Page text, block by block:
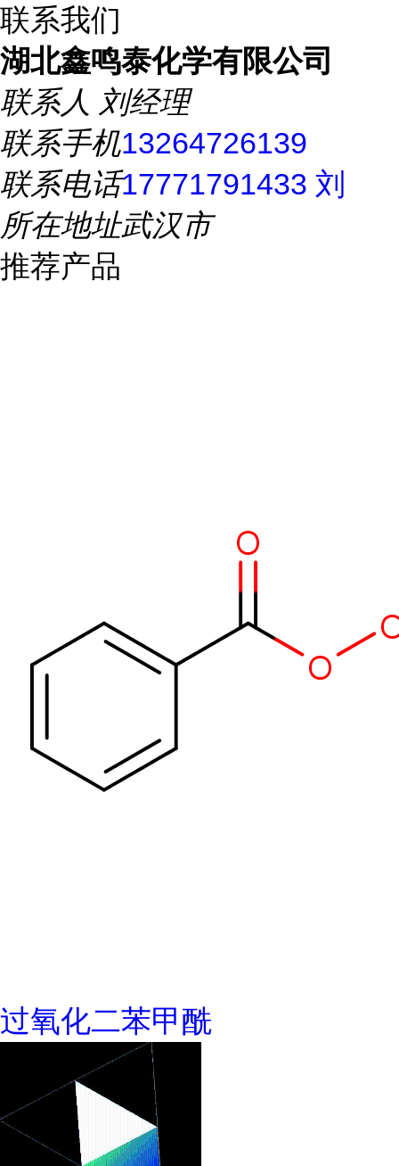
联系我们
湖北鑫鸣泰化学有限公司
联系人 刘经理
联系手机13264726139
联系电话17771791433 刘
所在地址武汉市
推荐产品
过氧化二苯甲酰